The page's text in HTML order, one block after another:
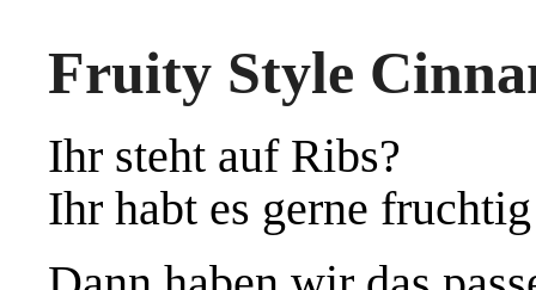
Fruity Style
Ihr steht auf Ribs?
Ihr habt es gerne